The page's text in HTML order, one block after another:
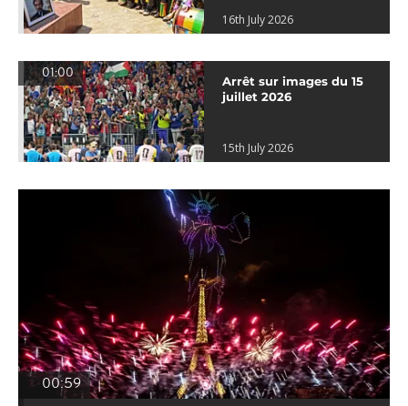
16th July 2026
01:00
Arrêt sur images du 15
juillet 2026
15th July 2026
00:59